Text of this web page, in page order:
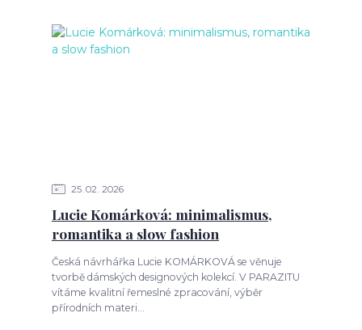
25 02 2026
Lucie Komárková: minimalismus,
romantika a slow fashion
Česká návrhářka Lucie KOMÁRKOVÁ se věnuje
tvorbě dámských designových kolekcí. V PARAZITU
vítáme kvalitní řemeslné zpracování, výběr
přírodních materi...